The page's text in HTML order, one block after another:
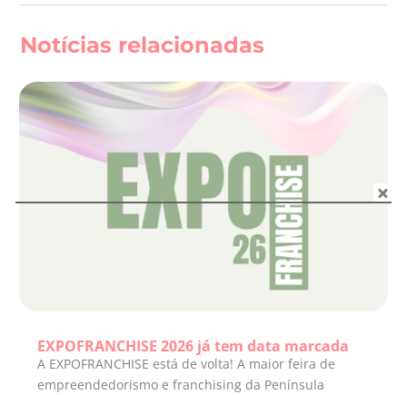
Notícias relacionadas
EXPOFRANCHISE 2026 já tem data marcada
A EXPOFRANCHISE está de volta! A maior feira de
empreendedorismo e franchising da Península